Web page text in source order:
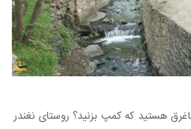
هستید که کمپ بزنید؟ روستای نغندر